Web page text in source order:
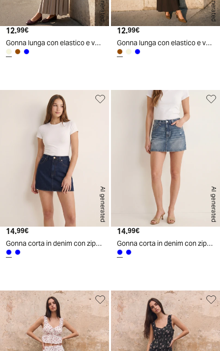
Prezzo attuale
12.99€
Gonna lunga con elastico e vestibilità ampia - Beige grano
Prezzo attuale
12.99€
Gonna lunga con elastico e vestibilità ampia - Moro
AI generated
Prezzo attuale
14.99€
Gonna corta in denim con zip e bottoni - DENIM SCURO
AI generated
Prezzo attuale
14.99€
Gonna corta in denim con zip e bottoni - Denim